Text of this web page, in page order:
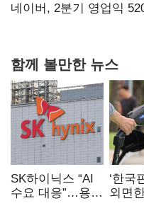
숙제
네이버, 2분기 영업익
함께 볼만한 뉴스
SK하이닉스 “AI
수요 대응”…용인
‘한국
외면